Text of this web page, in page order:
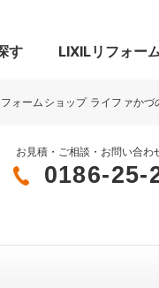
まわり
す LIXILリフォー
ォームショップ ライファかづ
お見積・ご相談・お問い合わ
0186-25-